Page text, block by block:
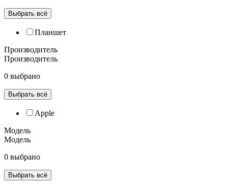
Выбрать всё
Планшет
Производитель
Производитель
0 выбрано
Выбрать всё
Apple
Модель
Модель
0 выбрано
Выбрать всё